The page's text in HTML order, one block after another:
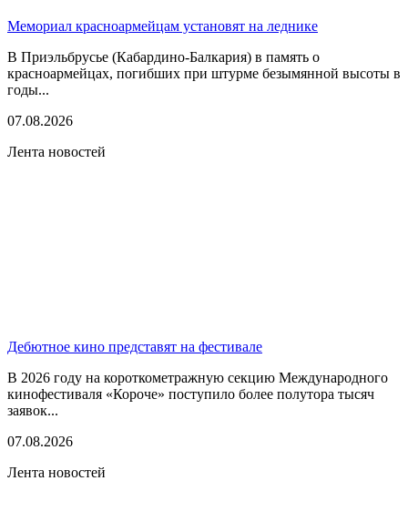
Мемориал красноармейцам установят на леднике
В Приэльбрусье (Кабардино-Балкария) в память о
красноармейцах, погибших при штурме безымянной высоты в
годы...
07.08.2026
Лента новостей
Дебютное кино представят на фестивале
В 2026 году на короткометражную секцию Международного
кинофестиваля «Короче» поступило более полутора тысяч
заявок...
07.08.2026
Лента новостей